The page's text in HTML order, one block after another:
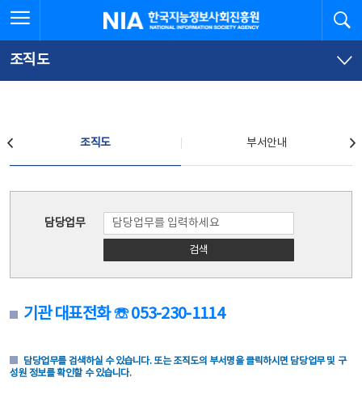
문
로
가
체
뉴
바
가
한국지능정보사회진흥원
조직도
조직도 부서안내
담당업무
검색
기관 대표전화 ☏ 053-230-1114
담당업무를 검색하실 수 있습니다. 또는 조직도의 부서명을 클릭하시면 담당업무 및 구
성원 정보를 확인할 수 있습니다.